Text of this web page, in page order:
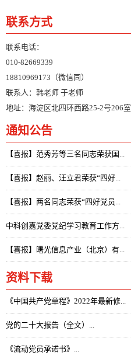
联系方式
联系电话：
010-82669339
18810969173（微信同）
联系人：韩老师 于老师
地址：海淀区北四环西路25-2号206室
通知公告
【喜报】范秀芳等三名同志荣获国...
【喜报】赵丽、汪立君荣获“四好...
【喜报】两名同志荣获“四好党员...
中科创嘉党委党纪学习教育工作方...
【喜报】曙光信息产业（北京）有...
资料下载
《中国共产党章程》2022年最新修...
党的二十大报告（全文）...
《流动党员承诺书》...